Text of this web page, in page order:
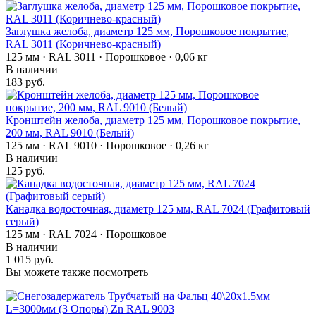
Заглушка желоба, диаметр 125 мм, Порошковое покрытие,
RAL 3011 (Коричнево-красный)
125 мм · RAL 3011 · Порошковое · 0,06 кг
В наличии
183 руб.
Кронштейн желоба, диаметр 125 мм, Порошковое покрытие,
200 мм, RAL 9010 (Белый)
125 мм · RAL 9010 · Порошковое · 0,26 кг
В наличии
125 руб.
Канадка водосточная, диаметр 125 мм, RAL 7024 (Графитовый
серый)
125 мм · RAL 7024 · Порошковое
В наличии
1 015 руб.
Вы можете также посмотреть